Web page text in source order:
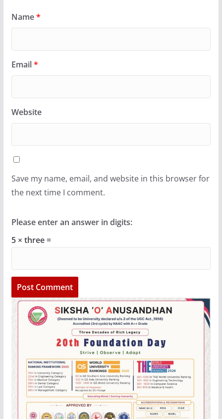
Name*
Email*
Website
Save my name, email, and website in this browser for
the next time I comment.
Please enter an answer in digits:
5 × three =